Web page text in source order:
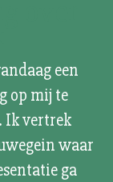
een
op mij te
Ik vertrek
waar
ga